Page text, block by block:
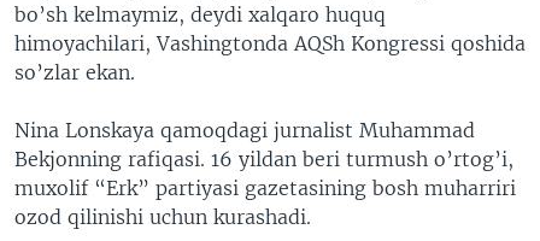
bo’sh kelmaymiz, deydi xalqaro huquq
himoyachilari, Vashingtonda AQSh Kongressi qoshida
so’zlar ekan.
Nina Lonskaya qamoqdagi jurnalist Muhammad
Bekjonning rafiqasi. 16 yildan beri turmush o’rtog’i,
muxolif “Erk” partiyasi gazetasining bosh muharriri
ozod qilinishi uchun kurashadi.